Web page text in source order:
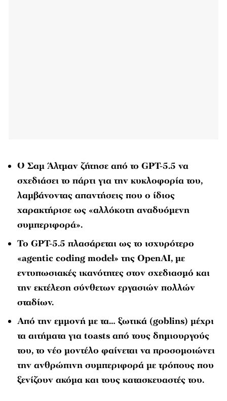
Ο Σαμ Άλτμαν ζήτησε από το GPT-5.5 να
σχεδιάσει το πάρτι για την κυκλοφορία του,
λαμβάνοντας απαντήσεις που ο ίδιος
χαρακτήρισε ως «αλλόκοτη αναδυόμενη
συμπεριφορά».
Το GPT-5.5 πλασάρεται ως το ισχυρότερο
«agentic coding model» της OpenAI, με
εντυπωσιακές ικανότητες στον σχεδιασμό και
την εκτέλεση σύνθετων εργασιών πολλών
σταδίων.
Από την εμμονή με τα… ξωτικά (goblins) μέχρι
τα αιτήματα για toasts από τους δημιουργούς
του, το νέο μοντέλο φαίνεται να προσομοιώνει
την ανθρώπινη συμπεριφορά με τρόπους που
ξενίζουν ακόμα και τους κατασκευαστές του.